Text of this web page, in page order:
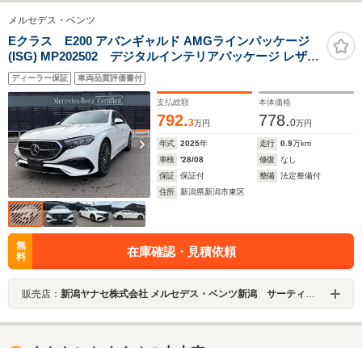
メルセデス・ベンツ
Eクラス E200 アバンギャルド AMGラインパッケージ
(ISG) MP202502 デジタルインテリアパッケージ レザー
エクスクルーシブパッケージ
ディーラー保証 車両品質評価書付
支払総額
792.3万円
本体価格
778.0万円
年式 2025年 走行 0.9万km
車検
'28/08 修復
なし
保証
保証付 整備
法定整備付
住所
新潟県新潟市東区
無
料
在庫確認・見積依頼
販売店： 新潟ヤナセ株式会社 メルセデス・ベンツ新潟 サーティファイドカーセンター